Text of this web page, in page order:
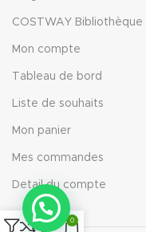
COSTWAY Bibliothèque
Mon compte
Tableau de bord
Liste de souhaits
Mon panier
Mes commandes
Detail du compte
0